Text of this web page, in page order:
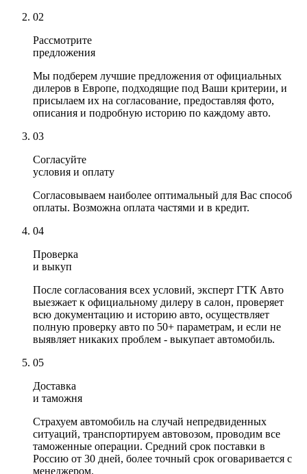
02
Рассмотрите
предложения
Мы подберем лучшие предложения от официальных
дилеров в Европе, подходящие под Ваши критерии, и
присылаем их на согласование, предоставляя фото,
описания и подробную историю по каждому авто.
03
Согласуйте
условия и оплату
Согласовываем наиболее оптимальный для Вас способ
оплаты. Возможна оплата частями и в кредит.
04
Проверка
и выкуп
После согласования всех условий, эксперт ГТК Авто
выезжает к официальному дилеру в салон, проверяет
всю документацию и историю авто, осуществляет
полную проверку авто по 50+ параметрам, и если не
выявляет никаких проблем - выкупает автомобиль.
05
Доставка
и таможня
Страхуем автомобиль на случай непредвиденных
ситуаций, транспортируем автовозом, проводим все
таможенные операции. Средний срок поставки в
Россию от 30 дней, более точный срок оговаривается с
менеджером.